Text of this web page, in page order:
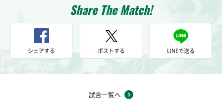
Share The Match!
シェアする ポストする LINEで送る
試合一覧へ